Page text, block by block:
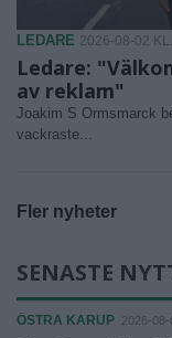
LEDARE 2026-08-02
Ledare:
av reklam"
Joakim S Ormsmarck
vackraste...
Fler nyheter
SENASTE
ÖSTRA KARUP 2026-